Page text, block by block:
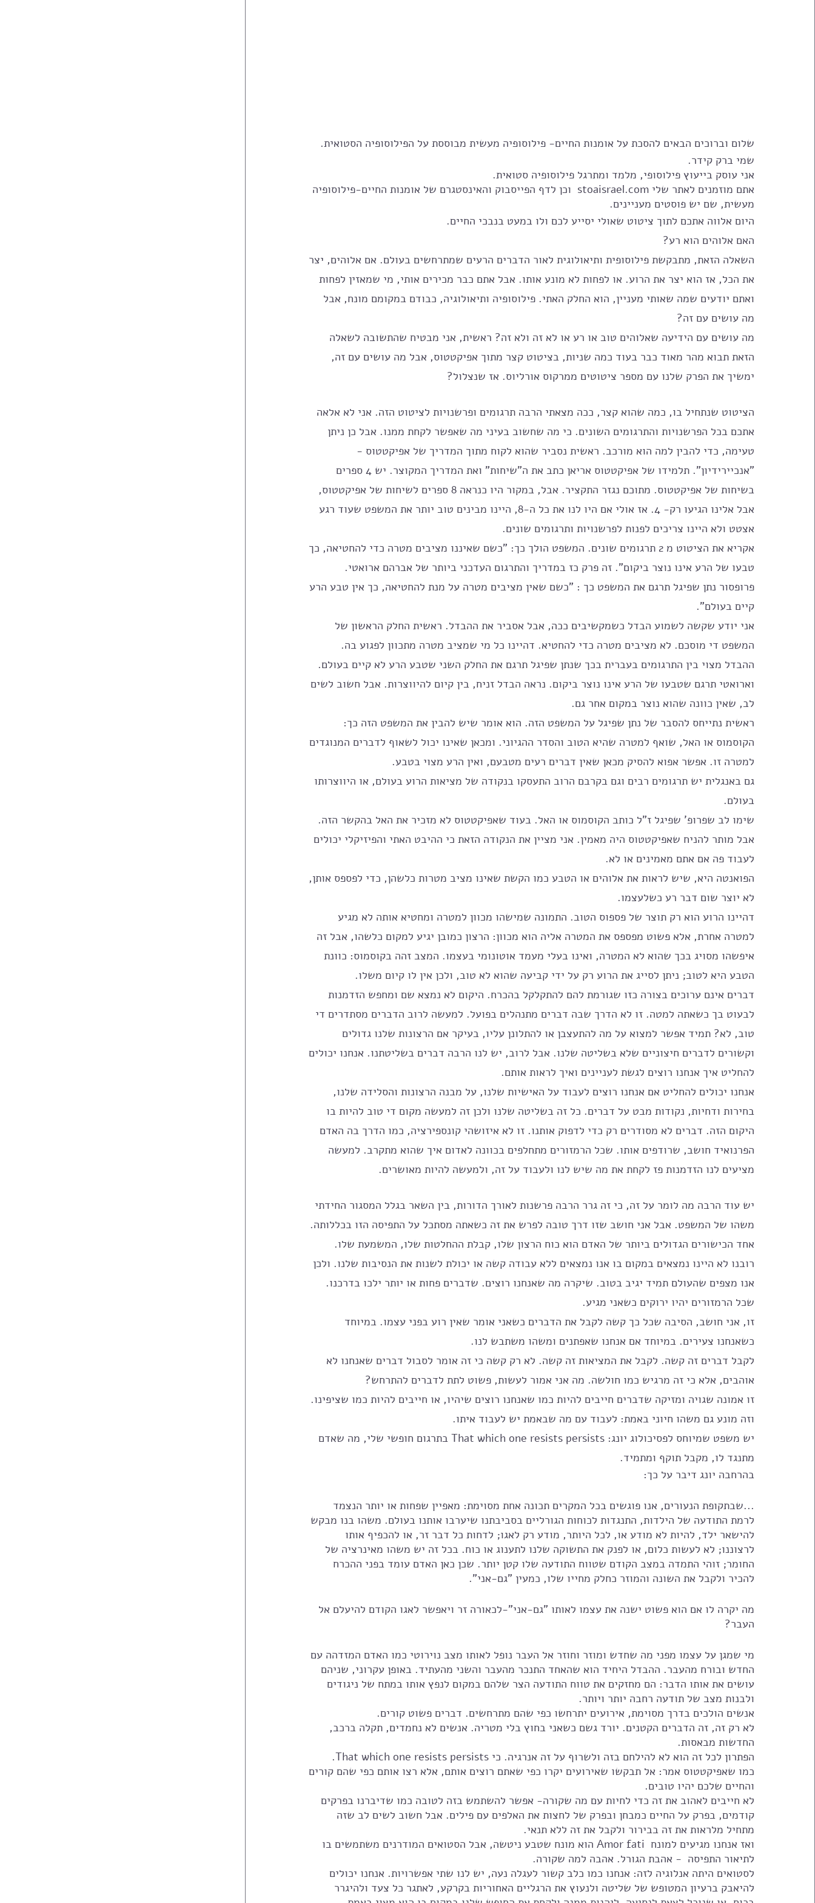
שלום וברוכים הבאים להסכת על אומנות החיים- פילוסופיה מעשית מבוססת על הפילוסופיה הסטואית.
שמי ברק קידר.
אני עוסק בייעוץ פילוסופי, מלמד ומתרגל פילוסופיה סטואית.
אתם מוזמנים לאתר שלי stoaisrael.com  וכן לדף הפייסבוק והאינסטגרם של אומנות החיים-פילוסופיה
מעשית, שם יש פוסטים מעניינים.
היום אלווה אתכם לתוך ציטוט שאולי יסייע לכם ולו במעט בנבכי החיים.
האם אלוהים הוא רע?
השאלה הזאת, מתבקשת פילוסופית ותיאולוגית לאור הדברים הרעים שמתרחשים בעולם. אם אלוהים, יצר
את הכל, אז הוא יצר את הרוע. או לפחות לא מונע אותו. אבל אתם כבר מכירים אותי, מי שמאזין לפחות
ואתם יודעים שמה שאותי מעניין, הוא החלק האתי. פילוסופיה ותיאולוגיה, כבודם במקומם מונח, אבל
מה עושים עם זה?
מה עושים עם הידיעה שאלוהים טוב או רע או לא זה ולא זה? ראשית, אני מבטיח שהתשובה לשאלה
הזאת תבוא מהר מאוד כבר בעוד כמה שניות, בציטוט קצר מתוך אפיקטטוס, אבל מה עושים עם זה,
ימשיך את הפרק שלנו עם מספר ציטוטים ממרקוס אורליוס. אז שנצלול?
הציטוט שנתחיל בו, כמה שהוא קצר, ככה מצאתי הרבה תרגומים ופרשנויות לציטוט הזה. אני לא אלאה
אתכם בכל הפרשנויות והתרגומים השונים. כי מה שחשוב בעיני מה שאפשר לקחת ממנו. אבל כן ניתן
טעימה, כדי להבין למה הוא מורכב. ראשית נסביר שהוא לקוח מתוך המדריך של אפיקטטוס -
"אנכיירידיון". תלמידו של אפיקטטוס אריאן כתב את ה"שיחות" ואת המדריך המקוצר. יש 4 ספרים
בשיחות של אפיקטטוס. מתוכם נגזר התקציר. אבל, במקור היו כנראה 8 ספרים לשיחות של אפיקטטוס,
אבל אלינו הגיעו רק- 4. אז אולי אם היו לנו את כל ה-8, היינו מבינים טוב יותר את המשפט שעוד רגע
אצטט ולא היינו צריכים לפנות לפרשנויות ותרגומים שונים.
אקריא את הציטוט מ 2 תרגומים שונים. המשפט הולך כך: "כשם שאיננו מציבים מטרה כדי להחטיאה, כך
טבעו של הרע אינו נוצר ביקום". זה פרק כז במדריך והתרגום העדכני ביותר של אברהם ארואטי.
פרופסור נתן שפיגל תרגם את המשפט כך : "כשם שאין מציבים מטרה על מנת להחטיאה, כך אין טבע הרע
קיים בעולם".
אני יודע שקשה לשמוע הבדל כשמקשיבים ככה, אבל אסביר את ההבדל. ראשית החלק הראשון של
המשפט די מוסכם. לא מציבים מטרה כדי להחטיא. דהיינו כל מי שמציב מטרה מתכוון לפגוע בה.
ההבדל מצוי בין התרגומים בעברית בכך שנתן שפיגל תרגם את החלק השני שטבע הרע לא קיים בעולם.
וארואטי תרגם שטבעו של הרע אינו נוצר ביקום. נראה הבדל זניח, בין קיום להיווצרות. אבל חשוב לשים
לב, שאין כוונה שהוא נוצר במקום אחר גם.
ראשית נתייחס להסבר של נתן שפיגל על המשפט הזה. הוא אומר שיש להבין את המשפט הזה כך:
הקוסמוס או האל, שואף למטרה שהיא הטוב והסדר ההגיוני. ומכאן שאינו יכול לשאוף לדברים המנוגדים
למטרה זו. אפשר אפוא להסיק מכאן שאין דברים רעים מטבעם, ואין הרע מצוי בטבע.
גם באנגלית יש תרגומים רבים וגם בקרבם הרוב התעסקו בנקודה של מציאות הרוע בעולם, או היווצרותו
בעולם.
שימו לב שפרופ' שפיגל ז"ל כותב הקוסמוס או האל. בעוד שאפיקטטוס לא מזכיר את האל בהקשר הזה.
אבל מותר להניח שאפיקטטוס היה מאמין. אני מציין את הנקודה הזאת כי ההיבט האתי והפיזיקלי יכולים
לעבוד פה אם אתם מאמינים או לא.
הפואנטה היא, שיש לראות את אלוהים או הטבע כמו הקשת שאינו מציב מטרות כלשהן, כדי לפספס אותן,
לא יוצר שום דבר רע כשלעצמו.
דהיינו הרוע הוא רק תוצר של פספוס הטוב. התמונה שמישהו מכוון למטרה ומחטיא אותה לא מגיע
למטרה אחרת, אלא פשוט מפספס את המטרה אליה הוא מכוון: הרצון כמובן יגיע למקום כלשהו, ​​אבל זה
איפשהו מסויג בכך שהוא לא המטרה, ואינו בעלי מעמד אוטונומי בעצמו. המצב זהה בקוסמוס: כוונת
הטבע היא לטוב; ניתן לסייג את הרוע רק על ידי קביעה שהוא לא טוב, ולכן אין לו קיום משלו.
דברים אינם ערוכים בצורה כזו שגורמת להם להתקלקל בהכרח. היקום לא נמצא שם ומחפש הזדמנות
לבעוט בך כשאתה למטה. זו לא הדרך שבה דברים מתנהלים בפועל. למעשה לרוב הדברים מסתדרים די
טוב, לא? תמיד אפשר למצוא על מה להתעצבן או להתלונן עליו, בעיקר אם הרצונות שלנו גדולים
וקשורים לדברים חיצוניים שלא בשליטה שלנו. אבל לרוב, יש לנו הרבה דברים בשליטתנו. אנחנו יכולים
להחליט איך אנחנו רוצים לגשת לעניינים ואיך לראות אותם.
אנחנו יכולים להחליט אם אנחנו רוצים לעבוד על האישיות שלנו, על מבנה הרצונות והסלידה שלנו,
בחירות ודחיות, נקודות מבט על דברים. כל זה בשליטה שלנו ולכן זה למעשה מקום די טוב להיות בו
היקום הזה. דברים לא מסודרים רק כדי לדפוק אותנו. זו לא איזושהי קונספירציה, כמו הדרך בה האדם
הפרנואיד חושב, שרודפים אותו. שכל הרמזורים מתחלפים בכוונה לאדום איך שהוא מתקרב. למעשה
מציעים לנו הזדמנות פז לקחת את מה שיש לנו ולעבוד על זה, ולמעשה להיות מאושרים.
יש עוד הרבה מה לומר על זה, כי זה גרר הרבה פרשנות לאורך הדורות, בין השאר בגלל המסגור החידתי
משהו של המשפט. אבל אני חושב שזו דרך טובה לפרש את זה כשאתה מסתכל על התפיסה הזו בכללותה.
אחד הכישורים הגדולים ביותר של האדם הוא כוח הרצון שלו, קבלת ההחלטות שלו, המשמעת שלו.
רובנו לא היינו נמצאים במקום בו אנו נמצאים ללא עבודה קשה או יכולת לשנות את הנסיבות שלנו. ולכן
אנו מצפים שהעולם תמיד יגיב בטוב. שיקרה מה שאנחנו רוצים. שדברים פחות או יותר ילכו בדרכנו.
שכל הרמזורים יהיו ירוקים כשאני מגיע.
זו, אני חושב, הסיבה שכל כך קשה לקבל את הדברים כשאני אומר שאין רוע בפני עצמו. במיוחד
כשאנחנו צעירים. במיוחד אם אנחנו שאפתנים ומשהו משתבש לנו.
לקבל דברים זה קשה. לקבל את המציאות זה קשה. לא רק קשה כי זה אומר לסבול דברים שאנחנו לא
אוהבים, אלא כי זה מרגיש כמו חולשה. מה אני אמור לעשות, פשוט לתת לדברים להתרחש?
זו אמונה שגויה ומזיקה שדברים חייבים להיות כמו שאנחנו רוצים שיהיו, או חייבים להיות כמו שציפינו.
וזה מונע גם משהו חיוני באמת: לעבוד עם מה שבאמת יש לעבוד איתו.
יש משפט שמיוחס לפסיכולוג יונג: That which one resists persists בתרגום חופשי שלי, מה שאדם
מתנגד לו, מקבל תוקף ומתמיד.
בהרחבה יונג דיבר על כך:
...שבתקופת הנעורים, אנו פוגשים בכל המקרים תכונה אחת מסוימת: מאפיין שפחות או יותר הנצמד
לרמת התודעה של הילדות, התנגדות לכוחות הגורליים בסביבתנו שיערבו אותנו בעולם. משהו בנו מבקש
להישאר ילד, להיות לא מודע או, לכל היותר, מודע רק לאגו; לדחות כל דבר זר, או להכפיף אותו
לרצוננו; לא לעשות כלום, או לפנק את התשוקה שלנו לתענוג או כוח. בכל זה יש משהו מאינרציה של
החומר; זוהי התמדה במצב הקודם שטווח התודעה שלו קטן יותר. שכן כאן האדם עומד בפני ההכרח
להכיר ולקבל את השונה והמוזר כחלק מחייו שלו, כמעין "גם-אני".
מה יקרה לו אם הוא פשוט ישנה את עצמו לאותו "גם-אני"-לכאורה זר ויאפשר לאגו הקודם להיעלם אל
העבר?
מי שמגן על עצמו מפני מה שחדש ומוזר וחוזר אל העבר נופל לאותו מצב נוירוטי כמו האדם המזדהה עם
החדש ובורח מהעבר. ההבדל היחיד הוא שהאחד התנכר מהעבר והשני מהעתיד. באופן עקרוני, שניהם
עושים את אותו הדבר: הם מחזקים את טווח התודעה הצר שלהם במקום לנפץ אותו במתח של ניגודים
ולבנות מצב של תודעה רחבה יותר ויותר.
אנשים הולכים בדרך מסוימת, אירועים יתרחשו כפי שהם מתרחשים. דברים פשוט קורים.
לא רק זה, זה הדברים הקטנים. יורד גשם כשאני בחוץ בלי מטריה. אנשים לא נחמדים, תקלה ברכב,
החדשות מבאסות.
הפתרון לכל זה הוא לא להילחם בזה ולשרוף על זה אנרגיה. כי That which one resists persists.
כמו שאפיקטטוס אמר: אל תבקשו שאירועים יקרו כפי שאתם רוצים אותם, אלא רצו אותם כפי שהם קורים
והחיים שלכם יהיו טובים.
לא חייבים לאהוב את זה כדי לחיות עם מה שקורה- אפשר להשתמש בזה לטובה כמו שדיברנו בפרקים
קודמים, בפרק על החיים כמבחן ובפרק של לחצות את האלפים עם פילים. אבל חשוב לשים לב שזה
מתחיל מלראות את זה בבירור ולקבל את זה ללא תנאי.
ואז אנחנו מגיעים למונח  Amor fati הוא מונח שטבע ניטשה, אבל הסטואים המודרנים משתמשים בו
לתיאור התפיסה  - אהבת הגורל. אהבה למה שקורה.
לסטואים היתה אנלוגיה לזה: אנחנו כמו כלב קשור לעגלה נעה, יש לנו שתי אפשרויות. אנחנו יכולים
להיאבק ברעיון המטופש של שליטה ולנעוץ את הרגליים האחוריות בקרקע, לאתגר כל צעד ולהיגרר